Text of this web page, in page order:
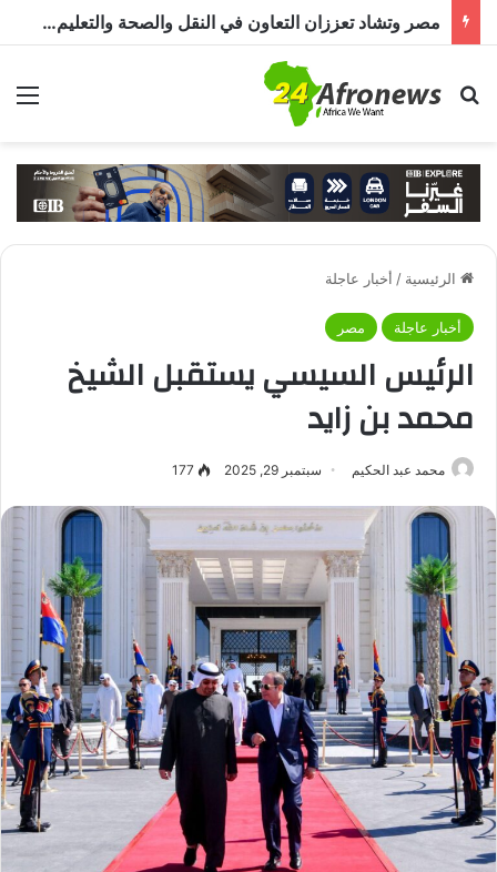
مصر وتشاد تعززان التعاون في النقل والصحة والتعليم والاستثمار خلال الدورة الرابعة للجنة المشتركة
بحث عن
الرئيسية / أخبار عاجلة
أخبار عاجلة مصر
الرئيس السيسي يستقبل الشيخ
محمد بن زايد
محمد عبد الحكيم سبتمبر 29, 2025 177